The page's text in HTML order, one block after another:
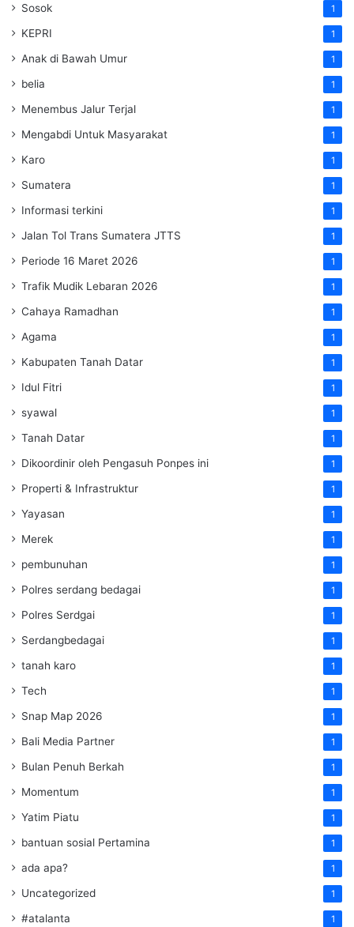
Sosok 1
KEPRI 1
Anak di Bawah Umur 1
belia 1
Menembus Jalur Terjal 1
Mengabdi Untuk Masyarakat 1
Karo 1
Sumatera 1
Informasi terkini 1
Jalan Tol Trans Sumatera JTTS 1
Periode 16 Maret 2026 1
Trafik Mudik Lebaran 2026 1
Cahaya Ramadhan 1
Agama 1
Kabupaten Tanah Datar 1
Idul Fitri 1
syawal 1
Tanah Datar 1
Dikoordinir oleh Pengasuh Ponpes ini 1
Properti & Infrastruktur 1
Yayasan 1
Merek 1
pembunuhan 1
Polres serdang bedagai 1
Polres Serdgai 1
Serdangbedagai 1
tanah karo 1
Tech 1
Snap Map 2026 1
Bali Media Partner 1
Bulan Penuh Berkah 1
Momentum 1
Yatim Piatu 1
bantuan sosial Pertamina 1
ada apa? 1
Uncategorized 1
#atalanta 1